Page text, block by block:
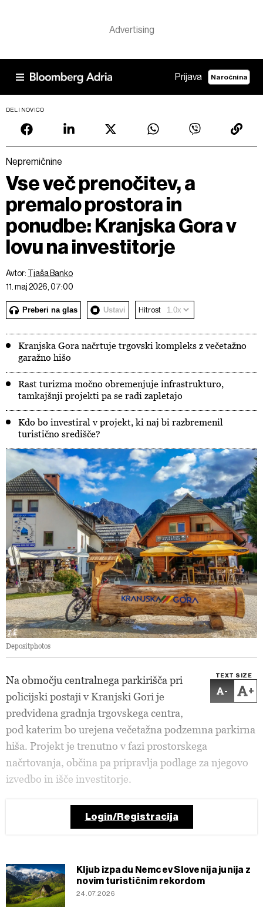
Prijava Naročnina
DELI NOVICO
Nepremičnine
Vse več prenočitev, a
premalo prostora in
ponudbe: Kranjska Gora v
lovu na investitorje
Avtor: Tjaša Banko
11. maj 2026, 07:00
Preberi na glas Ustavi Hitrost
Kranjska Gora načrtuje trgovski kompleks z večetažno
garažno hišo
Rast turizma močno obremenjuje infrastrukturo,
tamkajšnji projekti pa se radi zapletajo
Kdo bo investiral v projekt, ki naj bi razbremenil
turistično središče?
Depositphotos
TEXT SIZE
- +
Na območju centralnega parkirišča pri
policijski postaji v Kranjski Gori je
predvidena gradnja trgovskega centra,
pod katerim bo urejena večetažna podzemna parkirna
hiša. Projekt je trenutno v fazi prostorskega
načrtovanja, občina pa pripravlja podlage za njegovo
izvedbo in išče investitorje.
Login/Registracija
Kljub izpadu Nemcev Slovenija junija z
novim turističnim rekordom
24.07.2026